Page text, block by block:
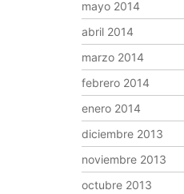
mayo 2014
abril 2014
marzo 2014
febrero 2014
enero 2014
diciembre 2013
noviembre 2013
octubre 2013